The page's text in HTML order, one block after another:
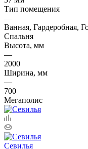
Тип помещения
—
Ванная, Гардеробная,
Спальня
Высота, мм
—
2000
Ширина, мм
—
700
Мегаполис
Севилья